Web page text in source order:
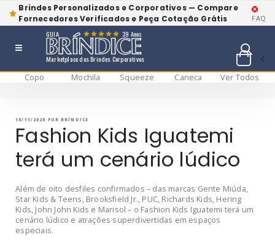
Brindes Personalizados e Corporativos — Compare
Fornecedores Verificados e Peça Cotação Grátis
FAQ
Marketplace dos Brindes Corporativos
GUIA 39 Anos
Copo Mochila Squeeze Caneca
Ver Todos
conteúdo
PUBLICADO
10/11/2020 PORBRÍNDICE
Fashion Kids Iguatemi
terá um cenário lúdico
Além de oito desfiles confirmados – das marcas Gente Miúda,
Star Kids & Teens, Brooksfield Jr., PUC, Richards Kids, Hering
Kids, John John Kids e Marisol – o Fashion Kids Iguatemi terá um
cenário lúdico e atrações superdivertidas em espaços
especiais.